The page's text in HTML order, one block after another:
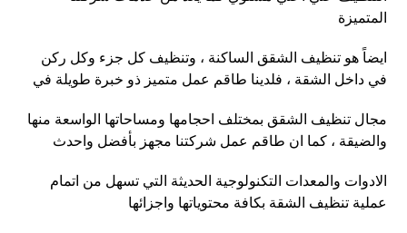
المتميزة
ايضاً هو تنظيف الشقق الساكنة ، وتنظيف كل جزء وكل ركن
في داخل الشقة ، فلدينا طاقم عمل متميز ذو خبرة طويلة في
مجال تنظيف الشقق بمختلف احجامها ومساحاتها الواسعة منها
والضيقة ، كما ان طاقم عمل شركتنا مجهز بأفضل واحدث
الادوات والمعدات التكنولوجية الحديثة التي تسهل من اتمام
عملية تنظيف الشقة بكافة محتوياتها واجزائها